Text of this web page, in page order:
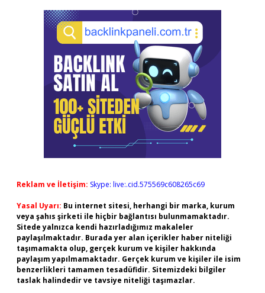
Reklam ve İletişim: Skype: live:.cid.575569c608265c69
Yasal Uyarı: Bu internet sitesi, herhangi bir marka, kurum
veya şahıs şirketi ile hiçbir bağlantısı bulunmamaktadır.
Sitede yalnızca kendi hazırladığımız makaleler
paylaşılmaktadır. Burada yer alan içerikler haber niteliği
taşımamakta olup, gerçek kurum ve kişiler hakkında
paylaşım yapılmamaktadır. Gerçek kurum ve kişiler ile isim
benzerlikleri tamamen tesadüfidir. Sitemizdeki bilgiler
taslak halindedir ve tavsiye niteliği taşımazlar.